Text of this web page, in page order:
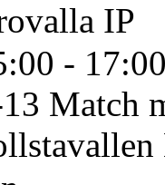
IP
- 17:00
Match